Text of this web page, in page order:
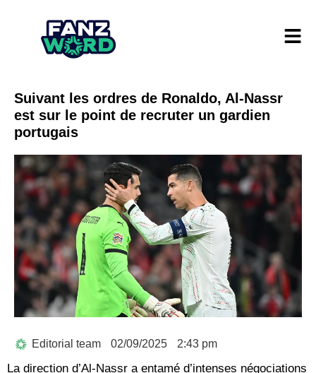
Suivant les ordres de Ronaldo, Al-Nassr
est sur le point de recruter un gardien
portugais
Editorial team 02/09/2025 2:43 pm
La direction d’Al-Nassr a entamé d’intenses négociations